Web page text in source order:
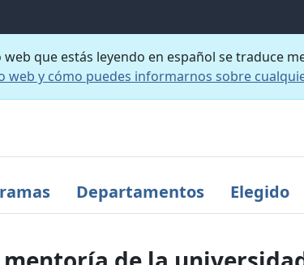
que estás leyendo en español se traduce
web y cómo puedes informarnos sobre
Departamentos Elegido